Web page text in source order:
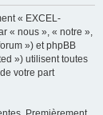
« EXCEL-
« nous », « notre »,
») et phpBB
») utilisent toutes
votre part